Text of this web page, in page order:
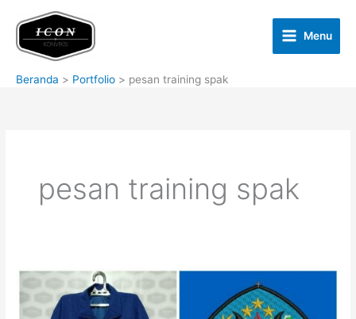
konten
Menu
Beranda Portfolio pesan training spak
pesan training spak